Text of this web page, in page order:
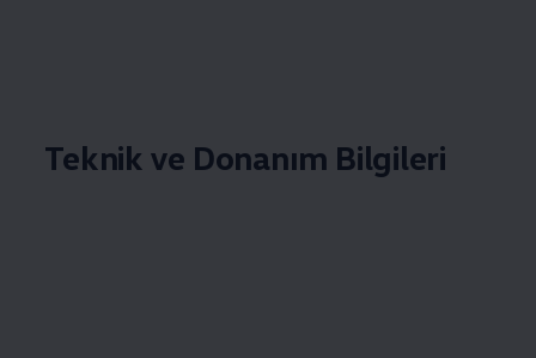
Teknik ve Donanım Bilgileri